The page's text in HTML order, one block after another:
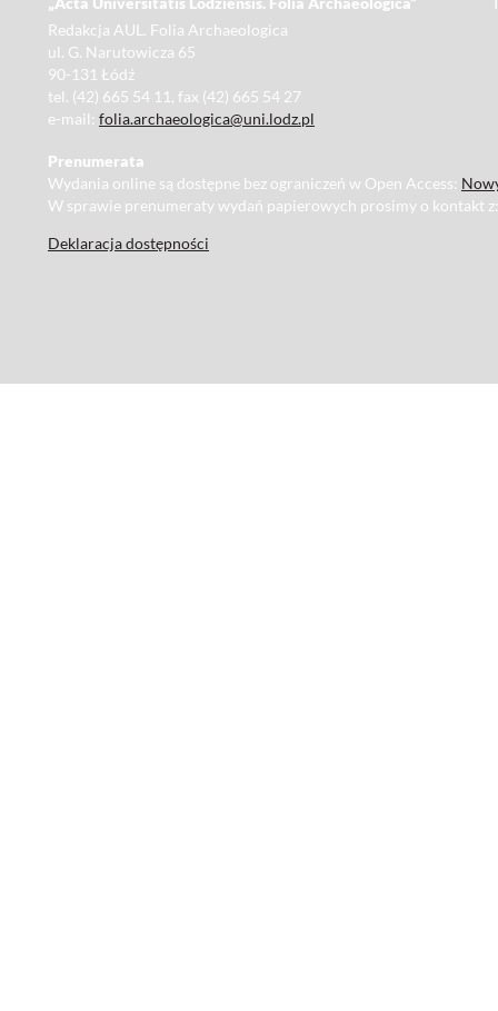
Redakcja AUL. Folia Archaeologica
ul. G. Narutowicza 65
90-131 Łódź
tel. (42) 665 54 11, fax (42) 665 54 27
e-mail: folia.archaeologica@uni.lodz.pl
Prenumerata
Wydania online są dostępne bez ograniczeń w Open Access:
W sprawie prenumeraty wydań papierowych prosimy o kontakt
Deklaracja dostępności